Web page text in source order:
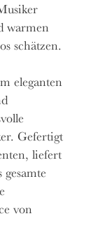
warmen
schätzen.
eleganten
Gefertigt
liefert
von